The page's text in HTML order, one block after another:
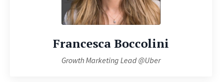
Francesca Boccolini
Growth Marketing Lead @Uber